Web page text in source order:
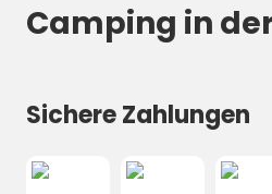
Camping in
Sichere Zahlungen